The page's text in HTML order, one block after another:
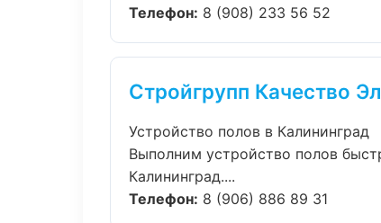
Телефон: 8 (908) 233 56 52
Стройгрупп Качество
Устройство полов в Калининград
Выполним устройство полов
Калининград....
Телефон: 8 (906) 886 89 31